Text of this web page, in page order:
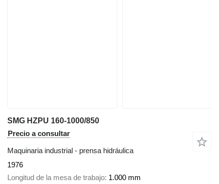
SMG HZPU 160-1000/850
Precio a consultar
Maquinaria industrial - prensa hidráulica
1976
Longitud de la mesa de trabajo 1.000 mm